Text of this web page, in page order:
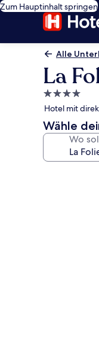
Zum Hauptinhalt springen
Alle
La
4.0-
Sterne-
Unterkunft
Hotel mit
Wähle
Wo